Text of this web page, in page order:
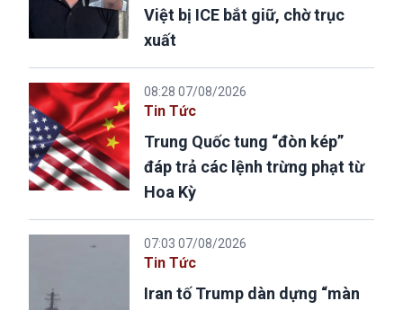
Việt bị ICE bắt giữ, chờ trục
xuất
08:28 07/08/2026
Tin Tức
Trung Quốc tung “đòn kép”
đáp trả các lệnh trừng phạt từ
Hoa Kỳ
07:03 07/08/2026
Tin Tức
Iran tố Trump dàn dựng “màn